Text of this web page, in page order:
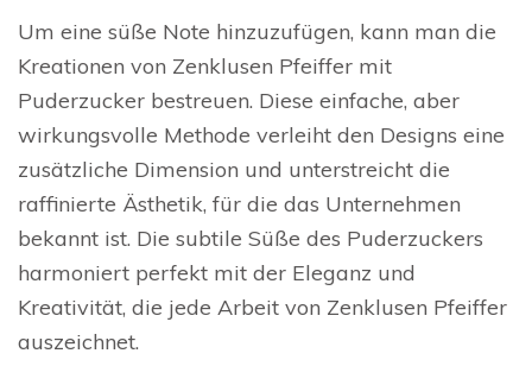
Um eine süße Note hinzuzufügen, kann man die
Kreationen von Zenklusen Pfeiffer mit
Puderzucker bestreuen. Diese einfache, aber
wirkungsvolle Methode verleiht den Designs eine
zusätzliche Dimension und unterstreicht die
raffinierte Ästhetik, für die das Unternehmen
bekannt ist. Die subtile Süße des Puderzuckers
harmoniert perfekt mit der Eleganz und
Kreativität, die jede Arbeit von Zenklusen Pfeiffer
auszeichnet.